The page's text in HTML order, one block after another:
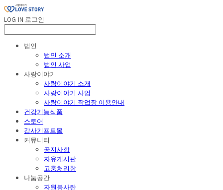
LOG IN 로그인
법인
법인 소개
법인 사업
사랑이야기
사랑이야기 소개
사랑이야기 사업
사랑이야기 작업장 이용안내
건강기능식품
스토어
감사기프트몰
커뮤니티
공지사항
자유게시판
고충처리함
나눔공간
자원봉사란